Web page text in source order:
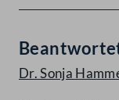
Dr. Sonja